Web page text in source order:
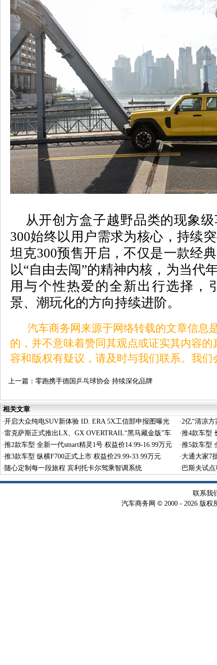
从开创方盒子越野品类的现象级
300始终以用户需求为核心，持续
坦克300预售开启，不仅是一款经
以“自由去闯”的精神内核，为当代
用与个性热爱的全新出行选择，
景、潮玩化的方向持续进阶。
汽车商务网来源于网络转载的文章信息
的，并不意味着赞同其观点或证实其内容
容和版权有疑议，请及时与我们联系。我
上一篇： 零跑携手德国乒乓球协会 持续深化品牌
相关文章
·开启大众纯电SUV新体验 ID. ERA 5X工信部申报图曝光 ·2亿“清凉
·雷克萨斯正式推出LX、GX OVERTRAIL“黑马藏金版”车
型
·推4款车型
·推2款车型 全新一代smart精灵1号 权益价14.99-16.99万元 ·推5款车型
·推3款车型 纵横F700正式上市 权益价29.99-33.99万元 · 大通大家7
· 随心定制每一段旅程 宾利托卡尔驾乘智调系统 · 巴斯夫试
术
联系我
汽车商务网 © 2000 - 2026 版权